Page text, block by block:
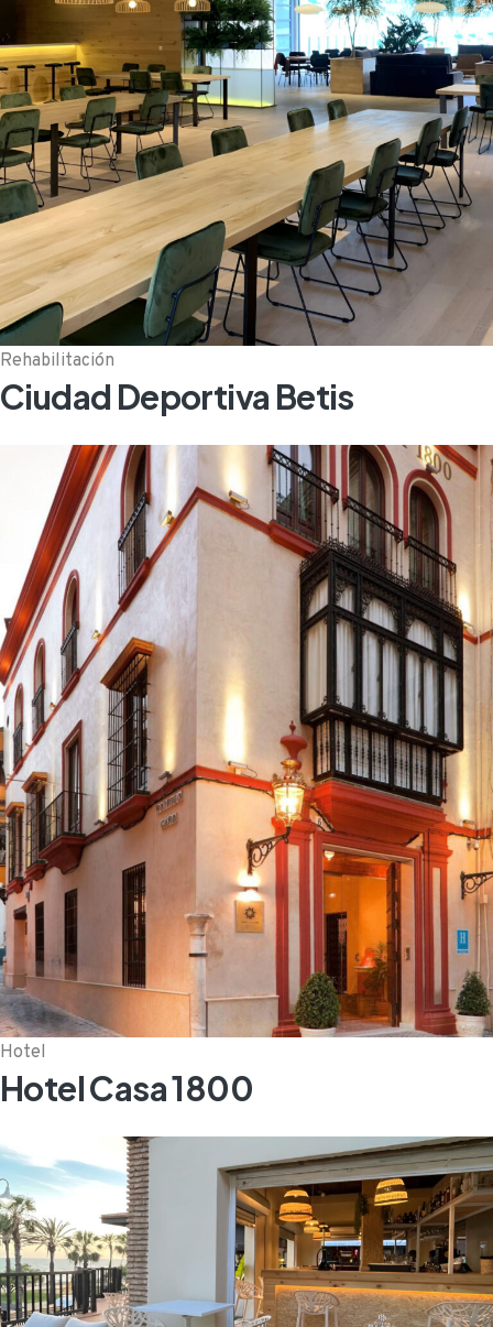
Rehabilitación
Ciudad Deportiva Betis
Hotel
Hotel Casa 1800